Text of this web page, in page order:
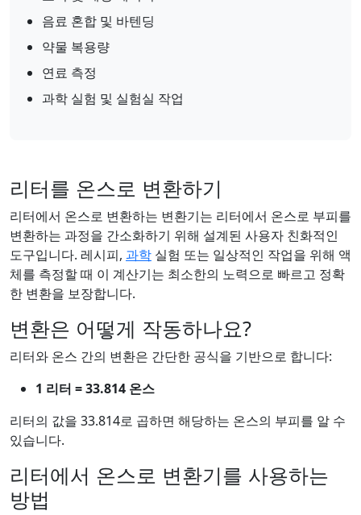
음료 혼합 및 바텐딩
약물 복용량
연료 측정
과학 실험 및 실험실 작업
리터를 온스로 변환하기
리터에서 온스로 변환하는 변환기는 리터에서 온스로 부피를
변환하는 과정을 간소화하기 위해 설계된 사용자 친화적인
도구입니다. 레시피, 과학 실험 또는 일상적인 작업을 위해 액
체를 측정할 때 이 계산기는 최소한의 노력으로 빠르고 정확
한 변환을 보장합니다.
변환은 어떻게 작동하나요?
리터와 온스 간의 변환은 간단한 공식을 기반으로 합니다:
1 리터 = 33.814 온스
리터의 값을 33.814로 곱하면 해당하는 온스의 부피를 알 수
있습니다.
리터에서 온스로 변환기를 사용하는
방법